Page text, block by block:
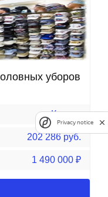
уборов
Казань
202 286 руб.
1 490 000 ₽
Privacy notice